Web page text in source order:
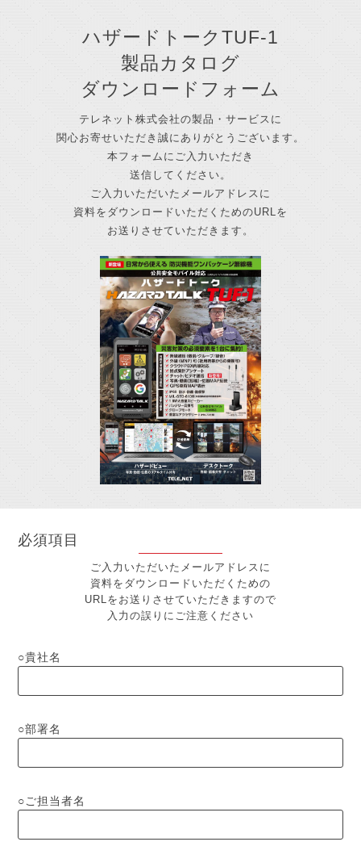
ハザードトークTUF-1
製品カタログ
ダウンロードフォーム
テレネット株式会社の製品・サービスに
関心お寄せいただき誠にありがとうございます。
本フォームにご入力いただき
送信してください。
ご入力いただいたメールアドレスに
資料をダウンロードいただくためのURLを
お送りさせていただきます。
必須項目
ご入力いただいたメールアドレスに
資料をダウンロードいただくための
URLをお送りさせていただきますので
入力の誤りにご注意ください
貴社名
部署名
ご担当者名